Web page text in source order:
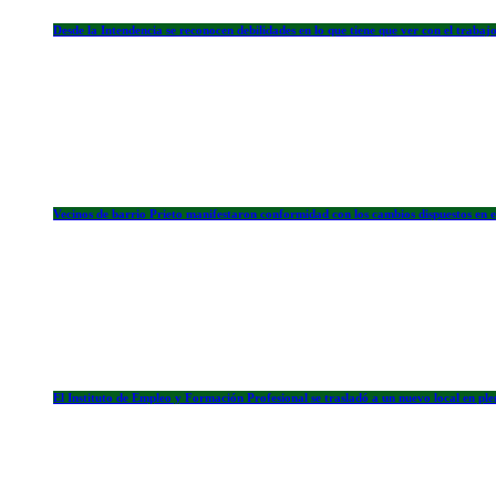
Desde la Intendencia se reconocen debilidades en lo que tiene que ver con el
Vecinos de barrio Prieto manifestaron conformidad con los cambios dispuestos en
El Instituto de Empleo y Formación Profesional se trasladó a un nuevo local en